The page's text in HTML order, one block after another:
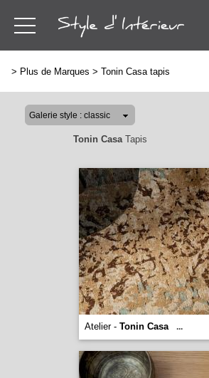
> Plus de Marques > Tonin Casa tapis
Tonin CasaTapis
Atelier - Tonin Casa ...